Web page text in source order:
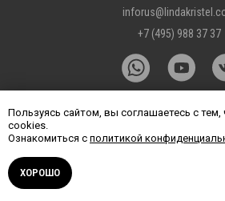
+7 (495) 988 37 37
Пользуясь сайтом, вы соглашаетесь с
cookies.
Ознакомиться с политикой
ХОРОШО